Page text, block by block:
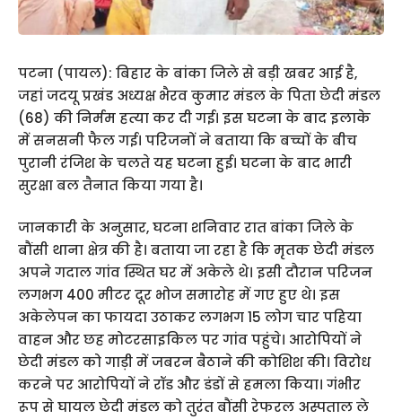
पटना (पायल): बिहार के बांका जिले से बड़ी खबर आई है,
जहां जदयू प्रखंड अध्यक्ष भैरव कुमार मंडल के पिता छेदी मंडल
(68) की निर्मम हत्या कर दी गई। इस घटना के बाद इलाके
में सनसनी फैल गई। परिजनों ने बताया कि बच्चों के बीच
पुरानी रंजिश के चलते यह घटना हुई। घटना के बाद भारी
सुरक्षा बल तैनात किया गया है।
जानकारी के अनुसार, घटना शनिवार रात बांका जिले के
बौंसी थाना क्षेत्र की है। बताया जा रहा है कि मृतक छेदी मंडल
अपने गदाल गांव स्थित घर में अकेले थे। इसी दौरान परिजन
लगभग 400 मीटर दूर भोज समारोह में गए हुए थे। इस
अकेलेपन का फायदा उठाकर लगभग 15 लोग चार पहिया
वाहन और छह मोटरसाइकिल पर गांव पहुंचे। आरोपियों ने
छेदी मंडल को गाड़ी में जबरन बैठाने की कोशिश की। विरोध
करने पर आरोपियों ने रॉड और डंडों से हमला किया। गंभीर
रूप से घायल छेदी मंडल को तुरंत बौंसी रेफरल अस्पताल ले